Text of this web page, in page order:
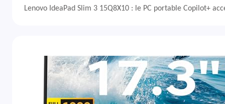
Lenovo IdeaPad Slim 3 15Q8X10 : le PC portable Copilot+